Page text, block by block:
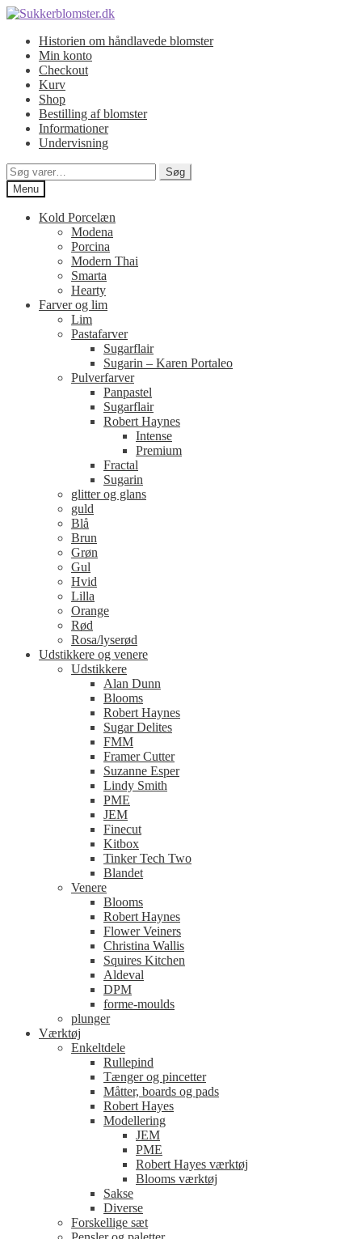
Spring
navigation
Spring
indholdHistorien om håndlavede blomster
Min konto
Checkout
Kurv
Shop
Bestilling af blomster
Informationer
Undervisning
Søg
efter:
Søg
Menu
Kold Porcelæn
Modena
Porcina
Modern Thai
Smarta
Hearty
Farver og lim
Lim
Pastafarver
Sugarflair
Sugarin – Karen Portaleo
Pulverfarver
Panpastel
Sugarflair
Robert Haynes
Intense
Premium
Fractal
Sugarin
glitter og glans
guld
Blå
Brun
Grøn
Gul
Hvid
Lilla
Orange
Rød
Rosa/lyserød
Udstikkere og venere
Udstikkere
Alan Dunn
Blooms
Robert Haynes
Sugar Delites
FMM
Framer Cutter
Suzanne Esper
Lindy Smith
PME
JEM
Finecut
Kitbox
Tinker Tech Two
Blandet
Venere
Blooms
Robert Haynes
Flower Veiners
Christina Wallis
Squires Kitchen
Aldeval
DPM
forme-moulds
plunger
Værktøj
Enkeltdele
Rullepind
Tænger og pincetter
Måtter, boards og pads
Robert Hayes
Modellering
JEM
PME
Robert Hayes værktøj
Blooms værktøj
Sakse
Diverse
Forskellige sæt